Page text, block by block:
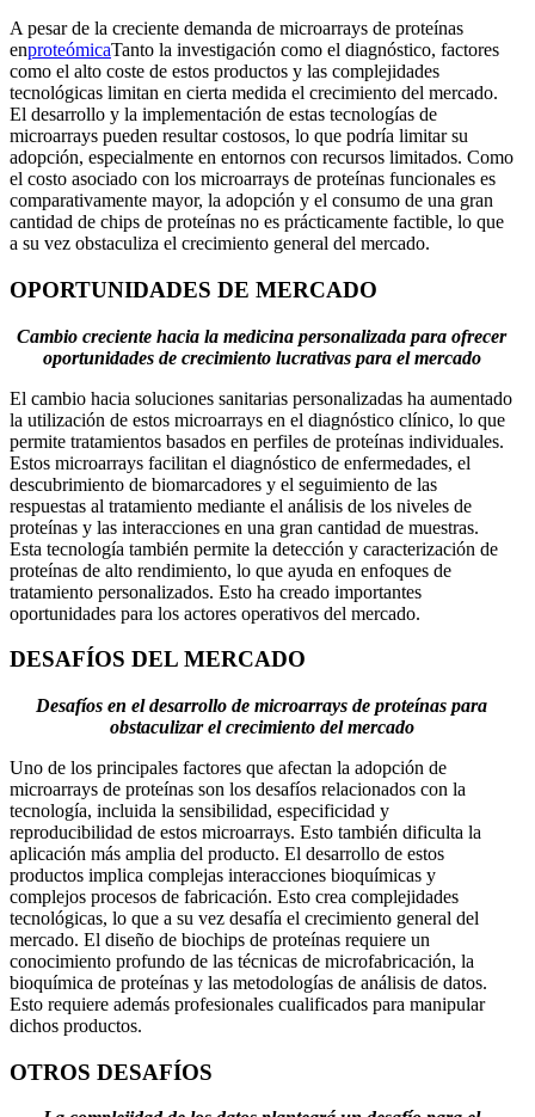
A pesar de la creciente demanda de microarrays de proteínas
enproteómicaTanto la investigación como el diagnóstico, factores
como el alto coste de estos productos y las complejidades
tecnológicas limitan en cierta medida el crecimiento del mercado.
El desarrollo y la implementación de estas tecnologías de
microarrays pueden resultar costosos, lo que podría limitar su
adopción, especialmente en entornos con recursos limitados. Como
el costo asociado con los microarrays de proteínas funcionales es
comparativamente mayor, la adopción y el consumo de una gran
cantidad de chips de proteínas no es prácticamente factible, lo que
a su vez obstaculiza el crecimiento general del mercado.
OPORTUNIDADES DE MERCADO
Cambio creciente hacia la medicina personalizada para ofrecer
oportunidades de crecimiento lucrativas para el mercado
El cambio hacia soluciones sanitarias personalizadas ha aumentado
la utilización de estos microarrays en el diagnóstico clínico, lo que
permite tratamientos basados ​​en perfiles de proteínas individuales.
Estos microarrays facilitan el diagnóstico de enfermedades, el
descubrimiento de biomarcadores y el seguimiento de las
respuestas al tratamiento mediante el análisis de los niveles de
proteínas y las interacciones en una gran cantidad de muestras.
Esta tecnología también permite la detección y caracterización de
proteínas de alto rendimiento, lo que ayuda en enfoques de
tratamiento personalizados. Esto ha creado importantes
oportunidades para los actores operativos del mercado.
DESAFÍOS DEL MERCADO
Desafíos en el desarrollo de microarrays de proteínas para
obstaculizar el crecimiento del mercado
Uno de los principales factores que afectan la adopción de
microarrays de proteínas son los desafíos relacionados con la
tecnología, incluida la sensibilidad, especificidad y
reproducibilidad de estos microarrays. Esto también dificulta la
aplicación más amplia del producto. El desarrollo de estos
productos implica complejas interacciones bioquímicas y
complejos procesos de fabricación. Esto crea complejidades
tecnológicas, lo que a su vez desafía el crecimiento general del
mercado. El diseño de biochips de proteínas requiere un
conocimiento profundo de las técnicas de microfabricación, la
bioquímica de proteínas y las metodologías de análisis de datos.
Esto requiere además profesionales cualificados para manipular
dichos productos.
OTROS DESAFÍOS